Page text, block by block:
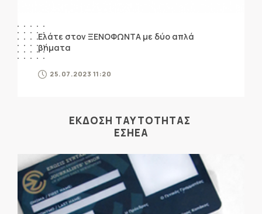
Ελάτε στον ΞΕΝΟΦΩΝΤΑ με δύο απλά
βήματα
25.07.2023 11:20
ΕΚΔΟΣΗ ΤΑΥΤΟΤΗΤΑΣ
ΕΣΗΕΑ